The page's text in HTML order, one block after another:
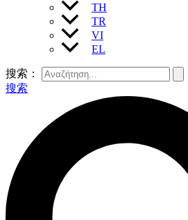
TH
TR
VI
EL
搜索：
搜索